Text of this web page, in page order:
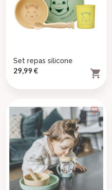
Ajouter à ma
add_circle_outline Créer
((label))
((confirmMessage))
Vous devez être connecté
Set repas silicone
Prix
29,99 € 